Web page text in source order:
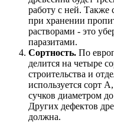
работу с ней. Также
при хранении
растворами - это
паразитами.
Сортность. По
делится на четыре
строительства и
используется сорт
сучков диаметром
Других дефектов
должна.